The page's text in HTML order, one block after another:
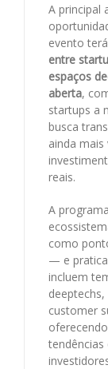
A principal
evento terá
entre
espaços
aberta,
startups a
busca
ainda
reais.
A
como
— e
incluem
customer